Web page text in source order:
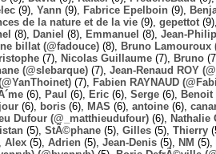
(9), Yann (9), Fabrice Epelboin (9),
de la nature et de la vie (9), gepettot (9),
(8), Daniel (8), Emmanuel (8), Jean-
billat (@fadouce) (8), Bruno Lamouroux
(7), Nicolas Guillaume (7), Bruno
(@slebarque) (7), Jean-Renaud ROY
(7), Fabien RAYNAUD
(6), Paul (6), Eric (6), Serge (6), Benoit
(6), boris (6), MAS (6), antoine (6),
Dufour (@_matthieudufour) (6), Nathalie
(5), StÃ©phane (5), Gilles (5), Thierry
Alex (5), Adrien (5), Jean-Denis (5), NM (5),